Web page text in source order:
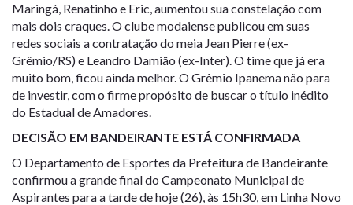
Maringá, Renatinho e Eric, aumentou sua constelação com
mais dois craques. O clube modaiense publicou em suas
redes sociais a contratação do meia Jean Pierre (ex-
Grêmio/RS) e Leandro Damião (ex-Inter). O time que já era
muito bom, ficou ainda melhor. O Grêmio Ipanema não para
de investir, com o firme propósito de buscar o título inédito
do Estadual de Amadores.
DECISÃO EM BANDEIRANTE ESTÁ CONFIRMADA
O Departamento de Esportes da Prefeitura de Bandeirante
confirmou a grande final do Campeonato Municipal de
Aspirantes para a tarde de hoje (26), às 15h30, em Linha Novo